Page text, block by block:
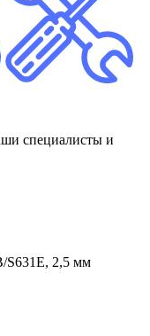
специалисты и
S631E, 2,5 мм